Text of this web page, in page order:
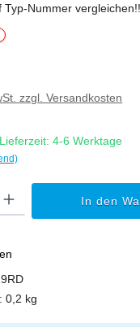
Typ-Nummer vergleichen!!
zzgl. Versandkosten
4-6 Werktage
In den
0,2 kg